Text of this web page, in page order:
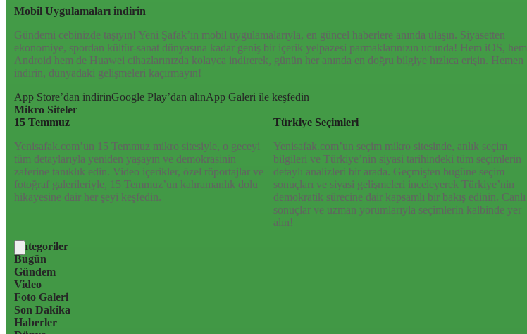
Mobil Uygulamaları indirin
Gündemi cebinizde taşıyın! Yeni Şafak’ın mobil uygulamalarıyla, en güncel haberlere anında ulaşın. Siyasetten
ekonomiye, spordan kültür-sanat dünyasına kadar geniş bir içerik yelpazesi parmaklarınızın ucunda! Hem iOS, hem
Android hem de Huawei cihazlarınızda kolayca indirerek, günün her anında en doğru bilgiye hızlıca erişin. Hemen
indirin, dünyadaki gelişmeleri kaçırmayın!
App Store’dan indirinGoogle Play’dan alınApp Galeri ile keşfedin
Mikro Siteler
15 Temmuz
Yenisafak.com’un 15 Temmuz mikro sitesiyle, o geceyi
tüm detaylarıyla yeniden yaşayın ve demokrasinin
zaferine tanıklık edin. Video içerikler, özel röportajlar ve
fotoğraf galerileriyle, 15 Temmuz’un kahramanlık dolu
hikayesine dair her şeyi keşfedin.
Türkiye Seçimleri
Yenisafak.com’un seçim mikro sitesinde, anlık seçim
bilgileri ve Türkiye’nin siyasi tarihindeki tüm seçimlerin
detaylı analizleri bir arada. Geçmişten bugüne seçim
sonuçları ve siyasi gelişmeleri inceleyerek Türkiye’nin
demokratik sürecine dair kapsamlı bir bakış edinin. Canlı
sonuçlar ve uzman yorumlarıyla seçimlerin kalbinde yer
alın!
Kategoriler
Bugün
Gündem
Video
Foto Galeri
Son Dakika
Haberler